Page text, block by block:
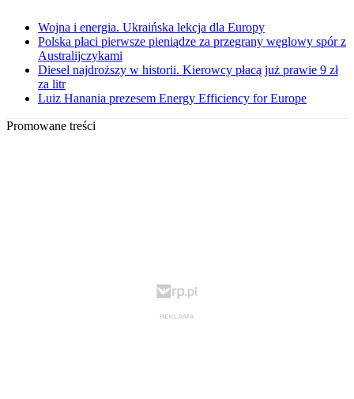
Wojna i energia. Ukraińska lekcja dla Europy
Polska płaci pierwsze pieniądze za przegrany węglowy spór z
Australijczykami
Diesel najdroższy w historii. Kierowcy płacą już prawie 9 zł
za litr
Luiz Hanania prezesem Energy Efficiency for Europe
Promowane treści